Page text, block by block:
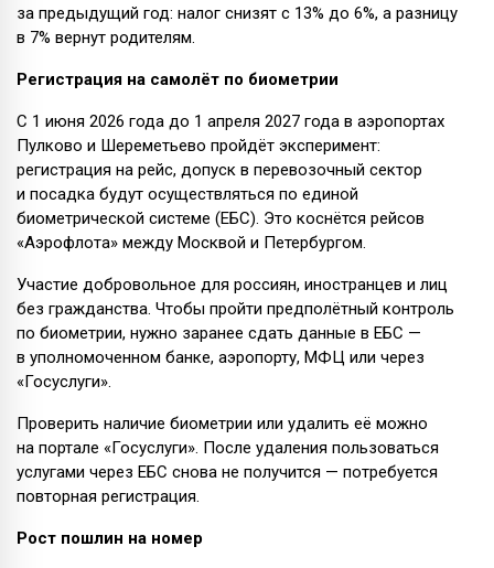
за предыдущий год: налог снизят с 13% до 6%, а разницу
в 7% вернут родителям.
Регистрация на самолёт по биометрии
С 1 июня 2026 года до 1 апреля 2027 года в аэропортах
Пулково и Шереметьево пройдёт эксперимент:
регистрация на рейс, допуск в перевозочный сектор
и посадка будут осуществляться по единой
биометрической системе (ЕБС). Это коснётся рейсов
«Аэрофлота» между Москвой и Петербургом.
Участие добровольное для россиян, иностранцев и лиц
без гражданства. Чтобы пройти предполётный контроль
по биометрии, нужно заранее сдать данные в ЕБС —
в уполномоченном банке, аэропорту, МФЦ или через
«Госуслуги».
Проверить наличие биометрии или удалить её можно
на портале «Госуслуги». После удаления пользоваться
услугами через ЕБС снова не получится — потребуется
повторная регистрация.
Рост пошлин на номер